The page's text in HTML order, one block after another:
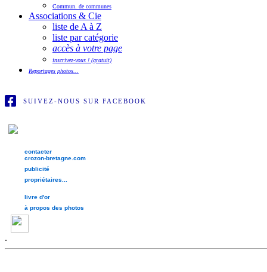
Commun. de communes
Associations & Cie
liste de A à Z
liste par catégorie
accès à votre page
inscrivez-vous ! (gratuit)
Reportages photos...
SUIVEZ-NOUS SUR FACEBOOK
contacter
crozon-bretagne.com
publicité
propriétaires...
livre d'or
à propos des photos
.